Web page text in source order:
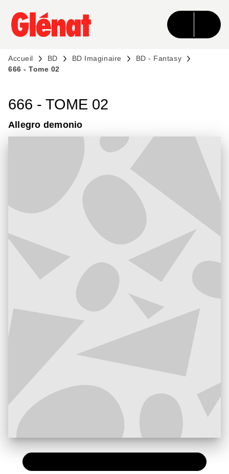
MENU RECHERCHE CONTENU
PIED DE PAGE
Accueil BD BD Imaginaire
BD - Fantasy
666 - Tome 02
666 - TOME 02
Allegro demonio